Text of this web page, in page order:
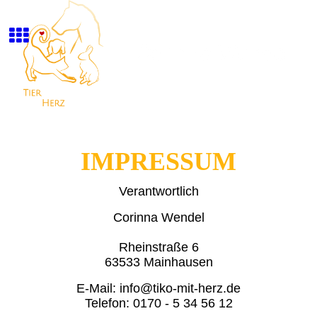
IMPRESSUM
Verantwortlich
Corinna Wendel
Rheinstraße 6
63533 Mainhausen
E-Mail: info@tiko-mit-herz.de
Telefon: 0170 - 5 34 56 12